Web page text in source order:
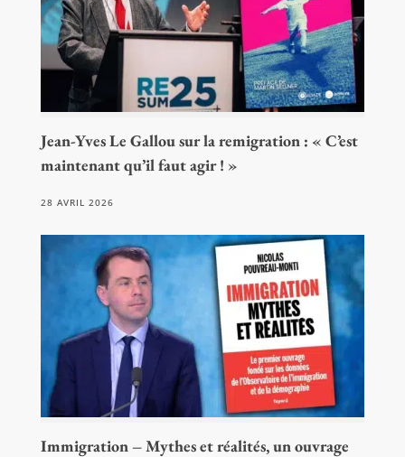
Jean-Yves Le Gallou sur la remigration : « C’est
maintenant qu’il faut agir ! »
28 AVRIL 2026
Immigration – Mythes et réalités, un ouvrage